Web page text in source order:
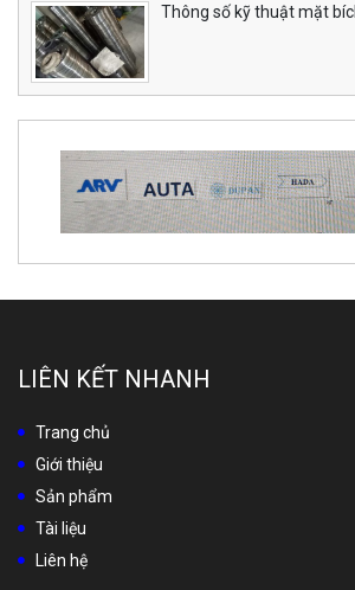
Thông số kỹ thuật mặt
LIÊN KẾT NHANH
Trang chủ
Giới thiệu
Sản phẩm
Tài liệu
Liên hệ